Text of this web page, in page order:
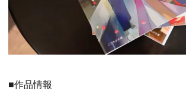
■作品情報